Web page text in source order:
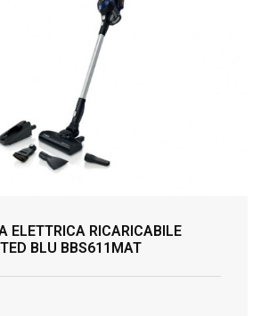
ELETTRICA RICARICABILE
BLU BBS611MAT